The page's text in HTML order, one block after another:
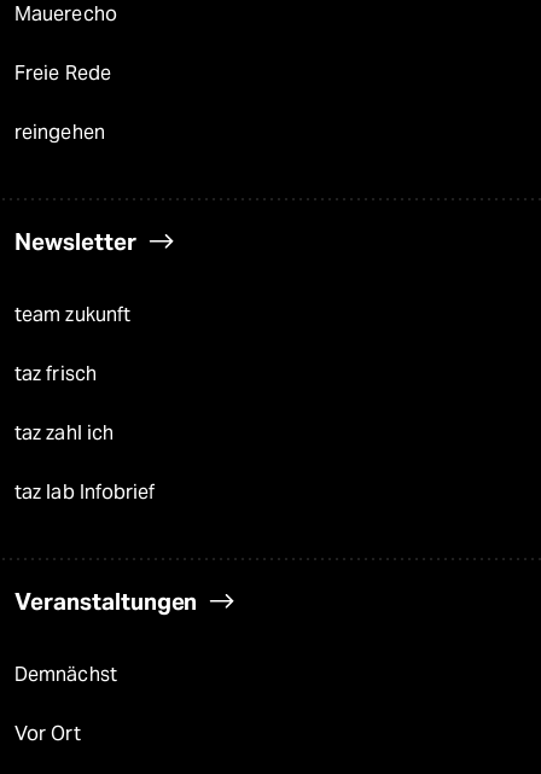
Mauerecho
Freie Rede
reingehen
Newsletter
team zukunft
taz frisch
taz zahl ich
taz lab Infobrief
Veranstaltungen
Demnächst
Vor Ort